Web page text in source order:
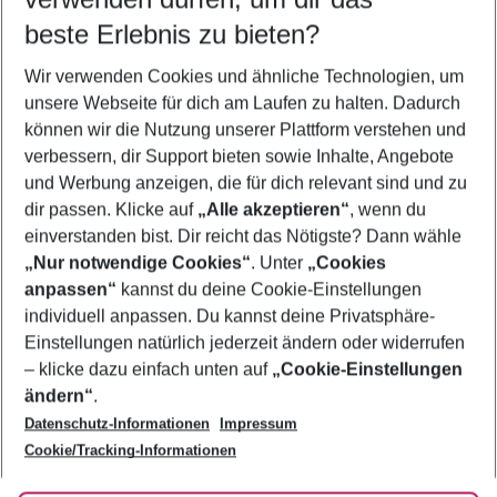
5-8 Nächte
2 Erwachsene Keine Kinder
Mehr Filter anzeigen
Footer
Footer navigation
Über uns
AGB
Bestpreisgarantie
Cookie-Einstellungen ändern
Cookie-Richtlinie
Agenturbetreuung
Barrierefreies Reisen
Folge uns
beste Erlebnis zu bieten?
Wir verwenden Cookies und ähnliche Technologien, um
unsere Webseite für dich am Laufen zu halten. Dadurch
können wir die Nutzung unserer Plattform verstehen und
verbessern, dir Support bieten sowie Inhalte, Angebote
und Werbung anzeigen, die für dich relevant sind und zu
dir passen. Klicke auf „Alle akzeptieren“, wenn du
einverstanden bist. Dir reicht das Nötigste? Dann wähle
„Nur notwendige Cookies“. Unter „Cookies
anpassen“ kannst du deine Cookie-Einstellungen
individuell anpassen. Du kannst deine Privatsphäre-
Einstellungen natürlich jederzeit ändern oder widerrufen
– klicke dazu einfach unten auf „Cookie-Einstellungen
ändern“.
Datenschutz-Informationen
Impressum
Cookie/Tracking-Informationen